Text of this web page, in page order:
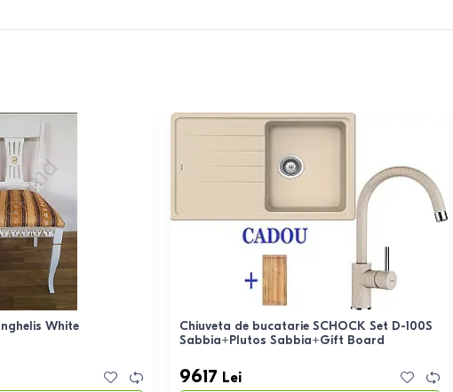
White
Chiuveta de bucatarie SCHOCK Set D-100S
Sabbia+Plutos Sabbia+Gift Board
9617 Lei